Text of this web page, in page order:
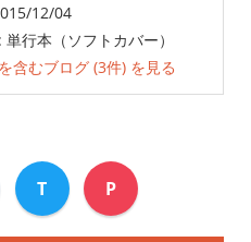
12/04
単行本（ソフトカバー）
含むブログ (3件) を見る
T P